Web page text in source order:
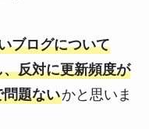
ブログについて
反対に更新頻度が
問題ないかと思いま